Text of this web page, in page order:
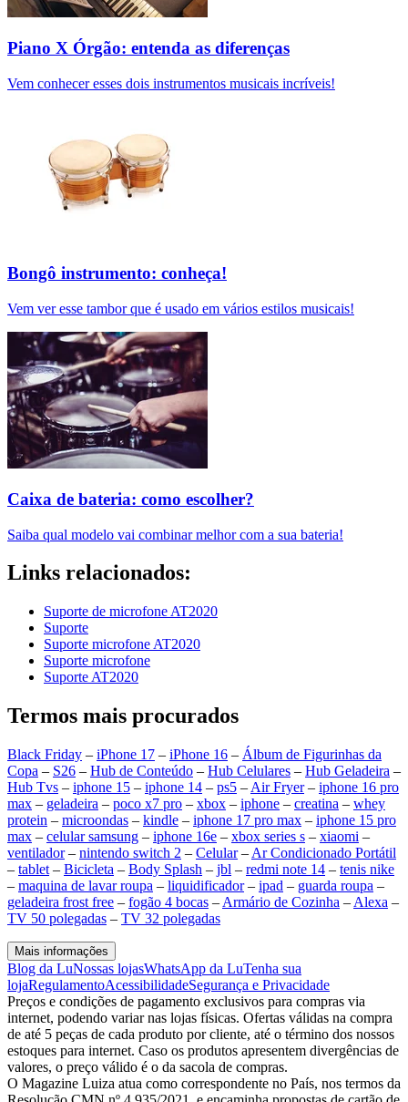
Piano X Órgão: entenda as diferenças
Vem conhecer esses dois instrumentos musicais incríveis!
Bongô instrumento: conheça!
Vem ver esse tambor que é usado em vários estilos musicais!
Caixa de bateria: como escolher?
Saiba qual modelo vai combinar melhor com a sua bateria!
Links relacionados:
Suporte de microfone AT2020
Suporte
Suporte microfone AT2020
Suporte microfone
Suporte AT2020
Termos mais procurados
Black Friday – iPhone 17 – iPhone 16 – Álbum de Figurinhas da
Copa – S26 – Hub de Conteúdo – Hub Celulares – Hub Geladeira –
Hub Tvs – iphone 15 – iphone 14 – ps5 – Air Fryer– iphone 16 pro
max – geladeira – poco x7 pro – xbox – iphone – creatina – whey
protein – microondas – kindle – iphone 17 pro max – iphone 15 pro
max – celular samsung – iphone 16e – xbox series s – xiaomi –
ventilador– nintendo switch 2 – Celular– Ar Condicionado Portátil
– tablet – Bicicleta – Body Splash – jbl – redmi note 14 – tenis nike
– maquina de lavar roupa – liquidificador– ipad – guarda roupa –
geladeira frost free – fogão 4 bocas – Armário de Cozinha – Alexa –
TV 50 polegadas – TV 32 polegadas
Mais informações
Blog da LuNossas lojasWhatsApp da LuTenha sua
lojaRegulamentoAcessibilidadeSegurança e Privacidade
Preços e condições de pagamento exclusivos para compras via
internet, podendo variar nas lojas físicas. Ofertas válidas na compra
de até 5 peças de cada produto por cliente, até o término dos nossos
estoques para internet. Caso os produtos apresentem divergências de
valores, o preço válido é o da sacola de compras.
O Magazine Luiza atua como correspondente no País, nos termos da